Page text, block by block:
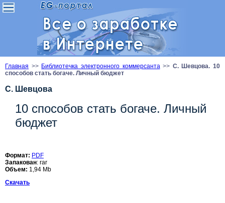
Главная >> Библиотечка электронного коммерсанта>> С. Шевцова. 10
способов стать богаче. Личный бюджет
С. Шевцова
10 способов стать богаче. Личный
бюджет
Формат: PDF
Запакован: rar
Объем: 1,94 Mb
Скачать